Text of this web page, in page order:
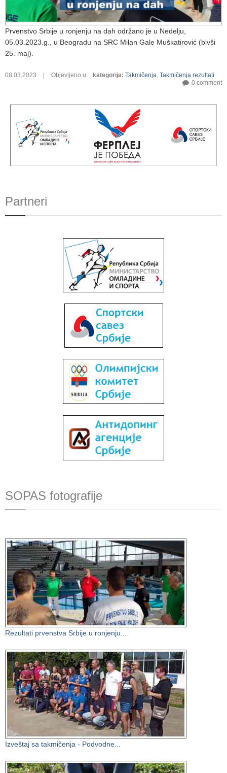
Prvenstvo Srbije u ronjenju na dah održano je u Nedelju,
05.03.2023.g., u Beogradu na SRC Milan Gale Muškatirović (bivši
25. maj).
08.03.2023 Objevljeno u kategorija: Takmičenja, Takmičenja rezultati
0 comment
Partneri
SOPAS fotografije
Rezultati prvenstva Srbije u ronjenju...
Izveštaj sa takmičenja - Podvodne...